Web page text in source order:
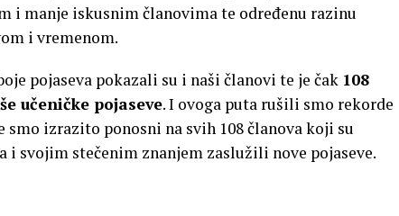
i manje iskusnim članovima te određenu razinu
i vremenom.
pojaseva pokazali su i naši članovi te je čak 108
učeničke pojaseve. I ovoga puta rušili smo rekorde
smo izrazito ponosni na svih 108 članova koji su
i svojim stečenim znanjem zaslužili nove pojaseve.